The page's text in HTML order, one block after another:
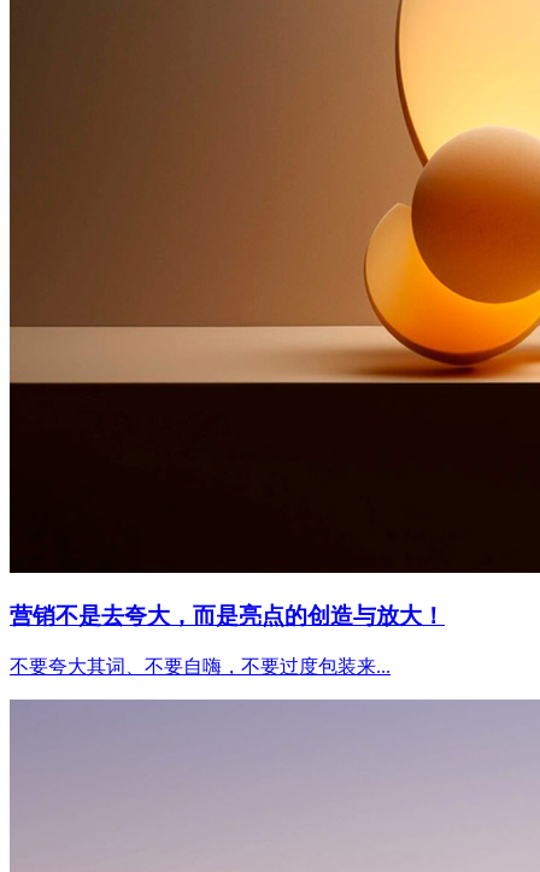
营销不是去夸大，而是亮点的创造与放大！
不要夸大其词、不要自嗨，不要过度包装来...